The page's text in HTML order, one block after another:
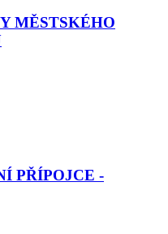
MĚSTSKÉHO
PŘÍPOJCE -